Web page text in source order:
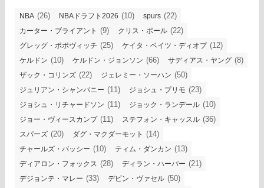
NBA (26) NBAドラフト2026 (10) spurs (22)
カーター・ブライアント (9) クリス・ポール (22)
グレッグ・ポポヴィッチ (25) ケイタ・ベイツ・ディオプ(12)
ケルドン (10) ケルドン・ジョンソン (66) サディアス・ヤング (8)
ザック・コリンズ (22) ジェレミー・ソーハン (50)
ジュリアン・シャンパニー (11) ジョシュ・プリモ (23)
ジョシュ・リチャードソン (11) ジョック・ランデール (10)
ジョー・ヴィースカンプ(11) ステフォン・キャッスル (36)
スパーズ (20) ダグ・マクダーモット (14)
チャールズ・バッシー (10) ティム・ダンカン (13)
ディアロン・フォックス (28) ディラン・ハーパー (21)
デジョンテ・マレー (33) デビン・ヴァセル (50)